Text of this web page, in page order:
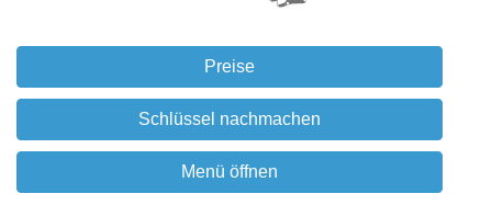
Preise
Schlüssel nachmachen
Menü öffnen